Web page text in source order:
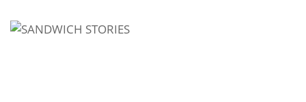
I'm looking for